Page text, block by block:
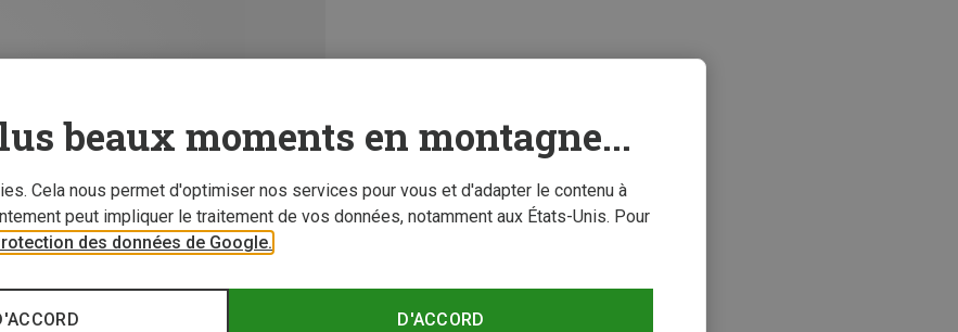
beaux moments en montagne...
Cela nous permet d'optimiser nos services pour vous et d'adapter le contenu à
peut impliquer le traitement de vos données, notamment aux États-Unis. Pour
des données de Google.
D'ACCORD